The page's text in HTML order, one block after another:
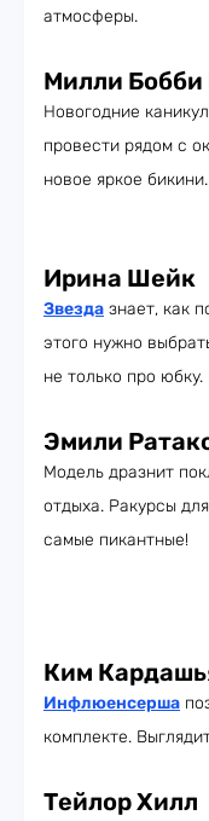
атмосферы.
Милли Бобби
Новогодние
провести рядом с
новое яркое бикини.
Ирина Шейк
Звезда знает, как
этого нужно
не только про юбку.
Эмили
Модель дразнит
отдыха. Ракурсы
самые пикантные!
Ким
Инфлюенсерша
комплекте.
Тейлор Хилл